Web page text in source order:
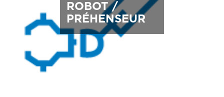
ROBOT /
PRÉHENSEUR